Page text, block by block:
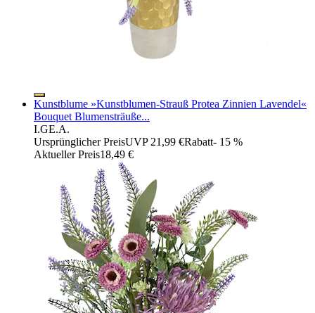
Kunstblume »Kunstblumen-Strauß Protea Zinnien Lavendel«
Bouquet Blumensträuße...
I.GE.A.
Ursprünglicher PreisUVP 21,99 €Rabatt- 15 %
Aktueller Preis18,49 €